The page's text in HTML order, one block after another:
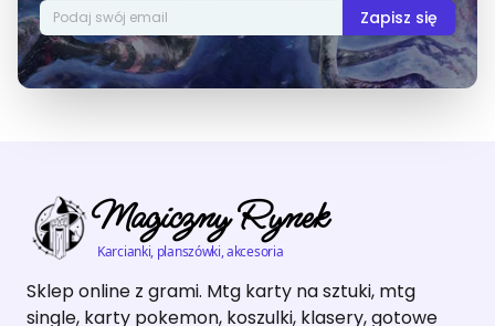
Zapisz się
Magiczny Rynek
Karcianki, planszówki, akcesoria
Sklep online z grami. Mtg karty na sztuki, mtg
single, karty pokemon, koszulki, klasery, gotowe